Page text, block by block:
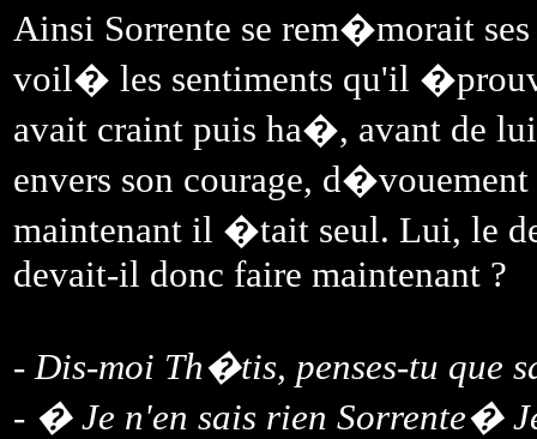
Ainsi Sorrente se rem�morait
voil� les sentiments qu'il
avait craint puis ha�, avant de
envers son courage,
maintenant il �tait seul. Lui, le
devait-il donc faire maintenant ?
- Dis-moi Th�tis, penses-tu que
- � Je n'en sais rien Sorrente�